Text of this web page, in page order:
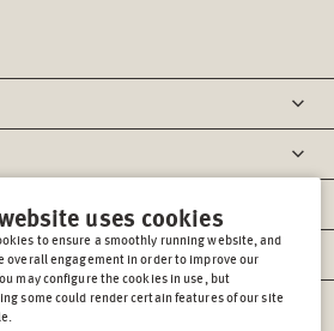
uses cookies
to ensure a smoothly running website, and
overall engagement in order to improve our
may configure the cookies in use, but
some could render certain features of our site